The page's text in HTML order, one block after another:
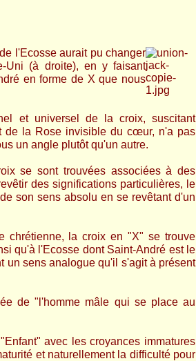
l'Ecosse aurait pu changer
Uni (à droite), en y faisant
en forme de X que nous
et universel de la croix, suscitant
de la Rose invisible du cœur, n'a pas
un angle plutôt qu'un autre.
se sont trouvées associées à des
des significations particulières, le
son sens absolu en se revêtant d'un
chrétienne, la croix en "X" se trouve
qu'à l'Ecosse dont Saint-André est le
un sens analogue qu'il s'agit à présent
de "l'homme mâle qui se place au
avec les croyances immatures
et naturellement la difficulté pour